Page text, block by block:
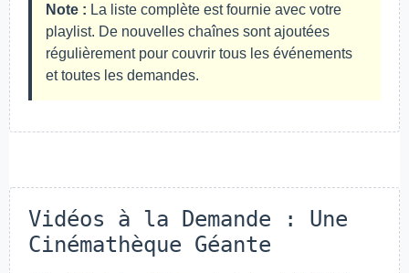
Note : La liste complète est fournie avec votre
playlist. De nouvelles chaînes sont ajoutées
régulièrement pour couvrir tous les événements
et toutes les demandes.
Vidéos à la Demande : Une
Cinémathèque Géante